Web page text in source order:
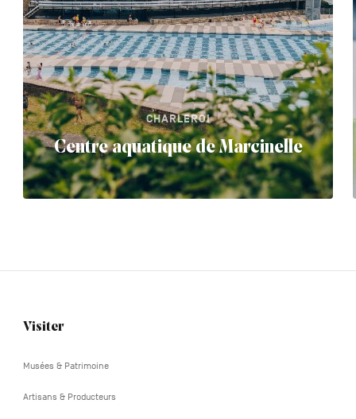
CHARLEROI
Centre aquatique de Marcinelle
Navigation
Visiter
Musées & Patrimoine
Artisans & Producteurs